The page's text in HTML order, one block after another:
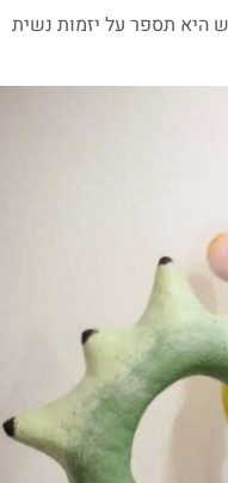
היא תספר על יזמות נשית